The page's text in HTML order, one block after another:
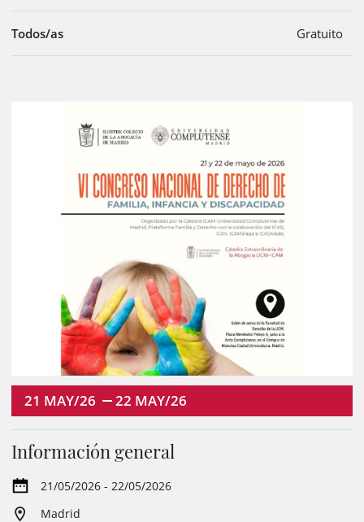
Todos/as Gratuito
21 MAY/26 22 MAY/26
Información general
21/05/2026 - 22/05/2026
Madrid